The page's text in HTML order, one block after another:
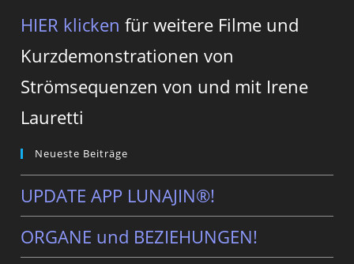
HIER klicken für weitere Filme und
Kurzdemonstrationen von
Strömsequenzen von und mit Irene
Lauretti
Neueste Beiträge
UPDATE APP LUNAJIN®!
ORGANE und BEZIEHUNGEN!